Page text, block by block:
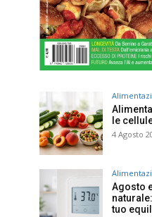
le
4 Agosto
Agosto
tuo